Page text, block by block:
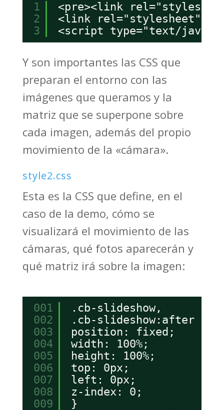
1
2
3
<pre><link
<link rel="stylesheet"
<script type="text/
Y son importantes las CSS que
preparan el entorno con las
imágenes que queramos y la
matriz que se superpone sobre
cada imagen, además del propio
movimiento de la «cámara».
style2.css
Esta es la CSS que define, en el
caso de la demo, cómo se
visualizará el movimiento de las
cámaras, qué fotos aparecerán y
qué matriz irá sobre la imagen:
001
002
003
004
005
006
007
008
009
.cb-slideshow,
.cb-slideshow:after {
position: fixed;
width: 100%;
height: 100%;
top: 0px;
left: 0px;
z-index: 0;
}